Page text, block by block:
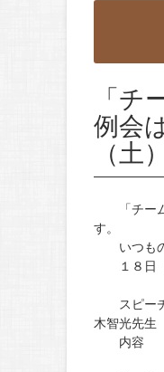
「チ
例会
（土
「チーム
す。
いつもの
１８日（
スピーチ
木智光先生
内容 ：